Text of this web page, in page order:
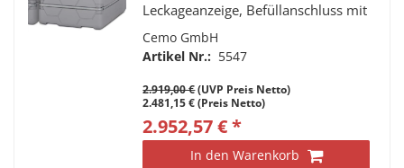
Leckageanzeige, Befüllanschluss mit
TW-Kupplung und Grenzwertgeber,
Entlüftungskappe,
Entnahmeleitung mit Verbindung
zum 1. Tank
Cemo GmbH
Artikel Nr.: 5547
2.919,00 €(UVP Preis Netto)
2.481,15 € (Preis Netto)
2.952,57 € *
In den Warenkorb